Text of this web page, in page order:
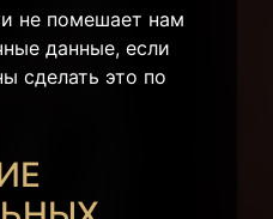
не помешает нам
данные, если
сделать это по